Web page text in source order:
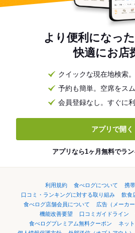
より便利になっ
快適にお店
クイックな現在地検索
予約も簡単。空席をス
会員登録なし。すぐに
アプリで開く
アプリなら1ヶ月無料でラン
利用規約 食べログについて
携
口コミ・ランキングに対する取り組み
飲食
食べログ店舗会員について
広告（メーカ
機能改善要望
口コミガイドライン
食べログプレミアム無料クーポン
ネッ